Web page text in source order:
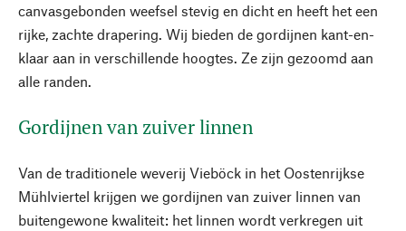
canvasgebonden weefsel stevig en dicht en heeft het een
rijke, zachte drapering. Wij bieden de gordijnen kant-en-
klaar aan in verschillende hoogtes. Ze zijn gezoomd aan
alle randen.
Gordijnen van zuiver linnen
Van de traditionele weverij Vieböck in het Oostenrijkse
Mühlviertel krijgen we gordijnen van zuiver linnen van
buitengewone kwaliteit: het linnen wordt verkregen uit